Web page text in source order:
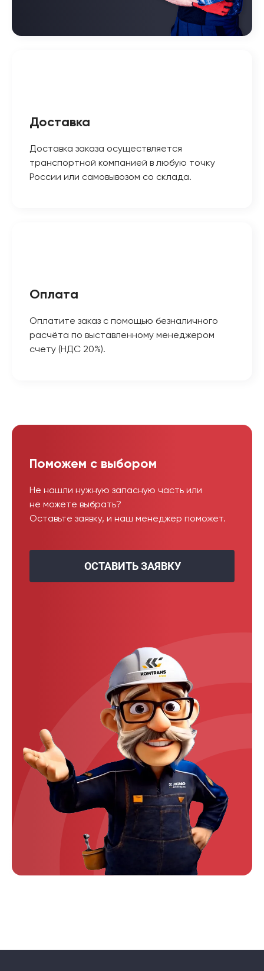
Доставка
Доставка заказа осуществляется
транспортной компанией в любую точку
России или самовывозом со склада.
Оплата
Оплатите заказ с помощью безналичного
расчёта по выставленному менеджером
счету (НДС 20%).
Поможем с выбором
Не нашли нужную запасную часть или
не можете выбрать?
Оставьте заявку, и наш менеджер поможет.
ОСТАВИТЬ ЗАЯВКУ